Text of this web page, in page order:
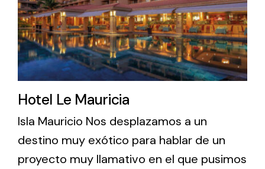
Hotel Le Mauricia
Isla Mauricio Nos desplazamos a un
destino muy exótico para hablar de un
proyecto muy llamativo en el que pusimos